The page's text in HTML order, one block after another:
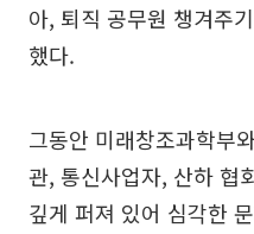
아, 퇴직 공무원 챙겨주
했다.
그동안 미래창조과학부
관, 통신사업자, 산하 협
깊게 퍼져 있어 심각한